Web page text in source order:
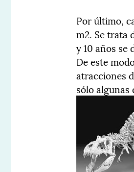
Por último,
m2. Se trata
y 10 años se
De este
atracciones
sólo algunas